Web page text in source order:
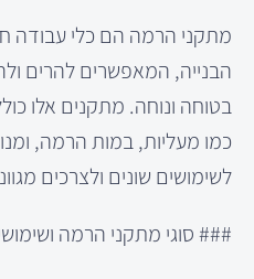
מתקני הרמה הם כלי עבודה
הבנייה, המאפשרים להרים
בטוחה ונוחה. מתקנים אלו
כמו מעליות, במות הרמה,
לשימושים שונים ולצרכים
### סוגי מתקני הרמה